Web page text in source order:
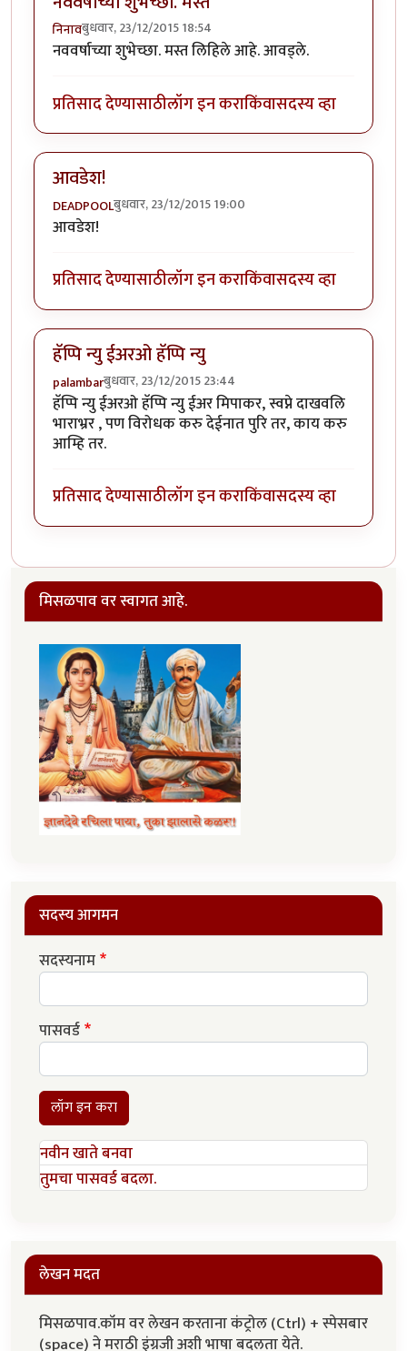
निनावबुधवार, 23/12/2015 18:54
नववर्षाच्या शुभेच्छा. मस्त लिहिले आहे. आवड्ले.
प्रतिसाद देण्यासाठीलॉग इन कराकिंवासदस्य व्हा
आवडेश!
DEADPOOLबुधवार, 23/12/2015 19:00
आवडेश!
प्रतिसाद देण्यासाठीलॉग इन कराकिंवासदस्य व्हा
हॅप्पि न्यु ईअरओ हॅप्पि न्यु
palambarबुधवार, 23/12/2015 23:44
हॅप्पि न्यु ईअरओ हॅप्पि न्यु ईअर मिपाकर, स्वप्ने दाखवलि
भाराभ्रर , पण विरोधक करु देईनात पुरि तर, काय करु
आम्हि तर.
प्रतिसाद देण्यासाठीलॉग इन कराकिंवासदस्य व्हा
मिसळपाव वर स्वागत आहे.
सदस्य आगमन
सदस्यनाम
पासवर्ड
लॉग इन करा
नवीन खाते बनवा
तुमचा पासवर्ड बदला.
लेखन मदत
मिसळपाव.कॉम वर लेखन करताना कंट्रोल (Ctrl) + स्पेसबार
(space) ने मराठी इंग्रजी अशी भाषा बदलता येते.